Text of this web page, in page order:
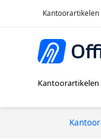
Kantoorartikelen